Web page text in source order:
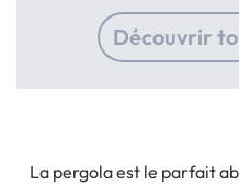
Découvrir
La pergola est le parfait